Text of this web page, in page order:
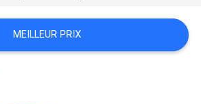
MEILLEUR PRIX